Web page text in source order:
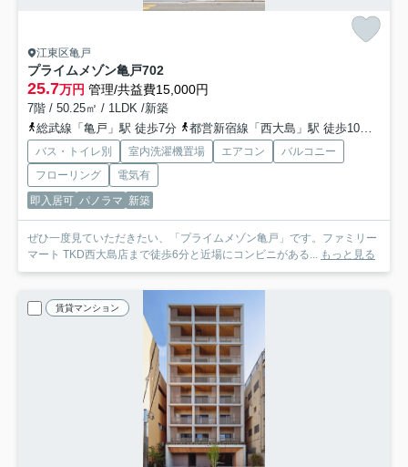
江東区亀戸
プライムメゾン亀戸702
25.7万円 管理/共益費15,000円
7階 / 50.25㎡ / 1LDK /新築
総武線「亀戸」駅 徒歩7分
都営新宿線「西大島」駅 徒歩10分
バス・トイレ別 室内洗濯機置場 エアコン
バルコニー
フローリング
電気有
即入居可 パノラマ 新築
ぜひ一度見ていただきたい、「プライムメゾン亀戸」です。ファミリー
マート TKD西大島店まで徒歩6分と近場にコンビニがある...
もっと見る
賃貸マンション